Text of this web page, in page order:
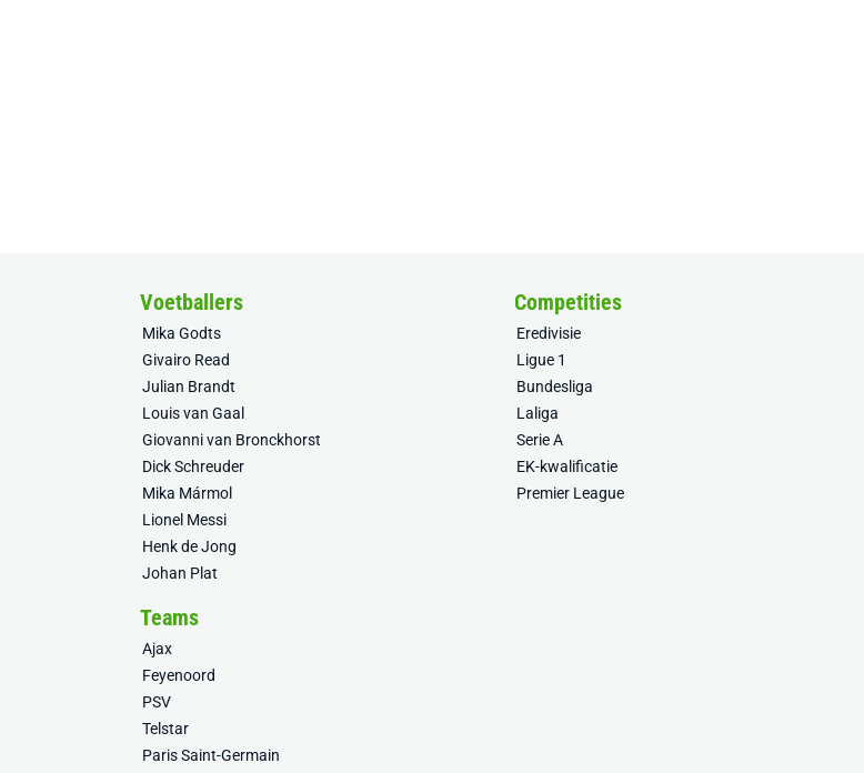
Voetballers
Mika Godts
Givairo Read
Julian Brandt
Louis van Gaal
Giovanni van Bronckhorst
Dick Schreuder
Mika Mármol
Lionel Messi
Henk de Jong
Johan Plat
Competities
Eredivisie
Ligue 1
Bundesliga
Laliga
Serie A
EK-kwalificatie
Premier League
Teams
Ajax
Feyenoord
PSV
Telstar
Paris Saint-Germain